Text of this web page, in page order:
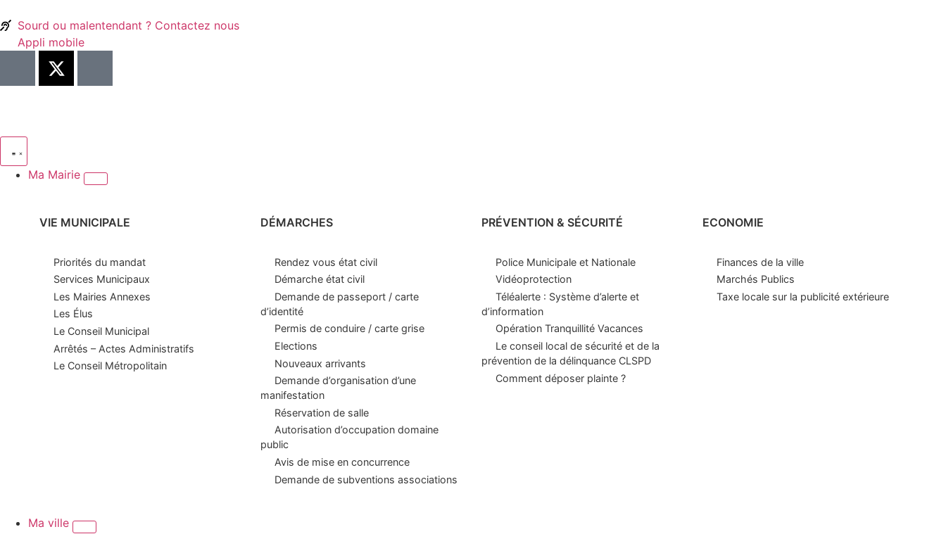
Sourd ou malentendant ? Contactez nous
Appli mobile
Ma Mairie
VIE MUNICIPALE
Priorités du mandat
Services Municipaux
Les Mairies Annexes
Les Élus
Le Conseil Municipal
Arrêtés – Actes Administratifs
Le Conseil Métropolitain
DÉMARCHES
Rendez vous état civil
Démarche état civil
Demande de passeport / carte
d’identité
Permis de conduire / carte grise
Elections
Nouveaux arrivants
Demande d’organisation d’une
manifestation
Réservation de salle
Autorisation d’occupation domaine
public
Avis de mise en concurrence
Demande de subventions associations
PRÉVENTION & SÉCURITÉ
Police Municipale et Nationale
Vidéoprotection
Téléalerte : Système d’alerte et
d’information
Opération Tranquillité Vacances
Le conseil local de sécurité et de la
prévention de la délinquance CLSPD
Comment déposer plainte ?
ECONOMIE
Finances de la ville
Marchés Publics
Taxe locale sur la publicité extérieure
Ma ville